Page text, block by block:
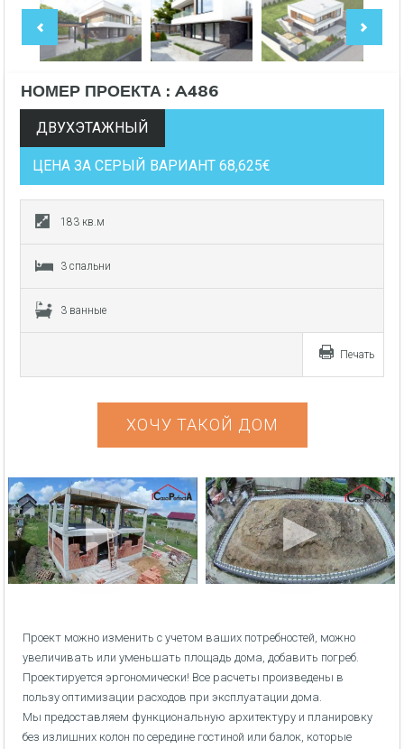
НОМЕР ПРОЕКТА : A486
ДВУХЭТАЖНЫЙ
ЦЕНА ЗА СЕРЫЙ ВАРИАНТ 68,625€
183 кв.м
3 спальни
3 ванные
Печать
ХОЧУ ТАКОЙ ДОМ
Проект можно изменить с учетом ваших потребностей, можно
увеличивать или уменьшать площадь дома, добавить погреб.
Проектируется эргономически! Все расчеты произведены в
пользу оптимизации расходов при эксплуатации дома.
Мы предоставляем функциональную архитектуру и планировку
без излишних колон по середине гостиной или балок, которые